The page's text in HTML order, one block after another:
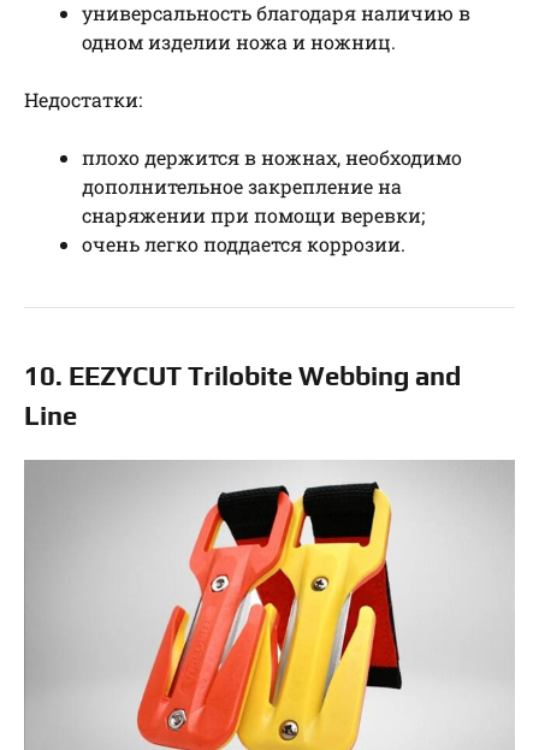
универсальность благодаря наличию в
одном изделии ножа и ножниц.
Недостатки:
плохо держится в ножнах, необходимо
дополнительное закрепление на
снаряжении при помощи веревки;
очень легко поддается коррозии.
10. EEZYCUT Trilobite Webbing and
Line